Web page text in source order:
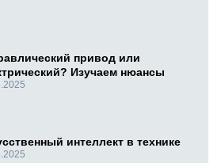
привод или
Изучаем нюансы
интеллект в технике